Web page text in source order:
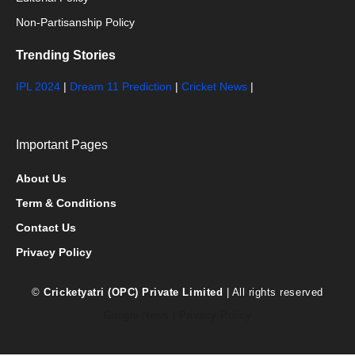
Non-Partisanship Policy
Trending Stories
IPL 2024 | Dream 11 Prediction | Cricket News |
Important Pages
About Us
Term & Conditions
Contact Us
Privacy Policy
©Cricketyatri (OPC) Private Limited
| All rights reserved